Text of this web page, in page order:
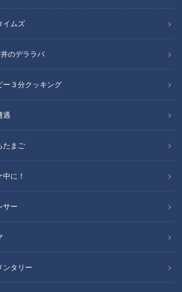
イムズ
のデララバ
ー３分クッキング
遇
たまご
に！
サー
ンタリー
ル！ゲンキの時間』
なたへのおすすめ